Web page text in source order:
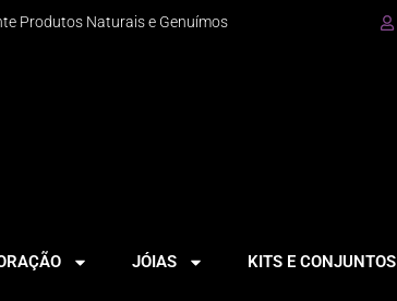
Produtos Naturais e Genuímos
JÓIAS KITS E CONJUNTOS